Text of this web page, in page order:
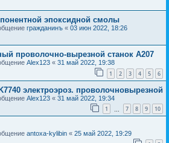
эпоксидной смолы
гражданинъ « 03 июн 2022, 18:26
проволочно-вырезной станок А207
Alex123 « 31 май 2022, 19:38
1 2 3 4 5 6
электроэроз. проволочновырезной
Alex123 « 31 май 2022, 19:34
1 7 8 9 10
antoxa-kylibin « 25 май 2022, 19:29